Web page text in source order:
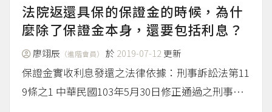
定。 刑事訴訟法為保全被告，原本有羈押、具
保、...（more...）
法院返還具保的保證金的時候，為什
麼除了保證金本身，還要包括利息？
廖翊辰 （進階會員） 於 2019-07-12 更新
保證金實收利息發還之法律依據：刑事訴訟法第11
9條之1 中華民國103年5月30日修正通過之刑事訴